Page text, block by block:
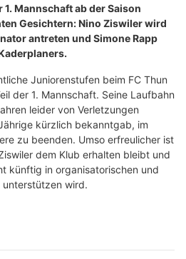
Mannschaft ab der Saison
Gesichtern: Nino Ziswiler wird
antreten und Simone Rapp
Juniorenstufen beim FC Thun
der 1. Mannschaft. Seine Laufbahn
leider von Verletzungen
kürzlich bekanntgab, im
zu beenden. Umso erfreulicher ist
dem Klub erhalten bleibt und
künftig in organisatorischen und
wird.